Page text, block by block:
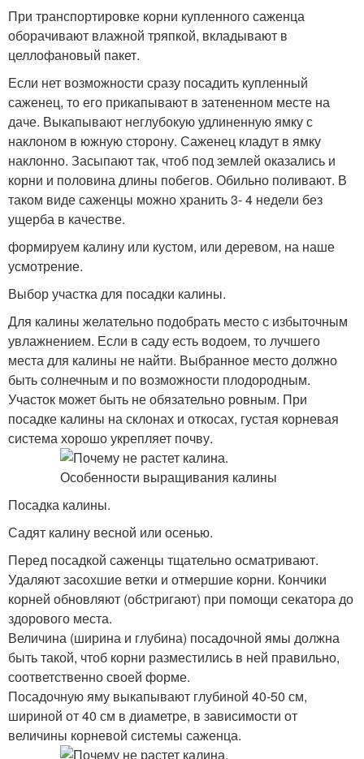
При транспортировке корни купленного саженца
оборачивают влажной тряпкой, вкладывают в
целлофановый пакет.
Если нет возможности сразу посадить купленный
саженец, то его прикапывают в затененном месте на
даче. Выкапывают неглубокую удлиненную ямку с
наклоном в южную сторону. Саженец кладут в ямку
наклонно. Засыпают так, чтоб под землей оказались и
корни и половина длины побегов. Обильно поливают. В
таком виде саженцы можно хранить 3- 4 недели без
ущерба в качестве.
формируем калину или кустом, или деревом, на наше
усмотрение.
Выбор участка для посадки калины.
Для калины желательно подобрать место с избыточным
увлажнением. Если в саду есть водоем, то лучшего
места для калины не найти. Выбранное место должно
быть солнечным и по возможности плодородным.
Участок может быть не обязательно ровным. При
посадке калины на склонах и откосах, густая корневая
система хорошо укрепляет почву.
Посадка калины.
Садят калину весной или осенью.
Перед посадкой саженцы тщательно осматривают.
Удаляют засохшие ветки и отмершие корни. Кончики
корней обновляют (обстригают) при помощи секатора до
здорового места.
Величина (ширина и глубина) посадочной ямы должна
быть такой, чтоб корни разместились в ней правильно,
соответственно своей форме.
Посадочную яму выкапывают глубиной 40-50 см,
шириной от 40 см в диаметре, в зависимости от
величины корневой системы саженца.